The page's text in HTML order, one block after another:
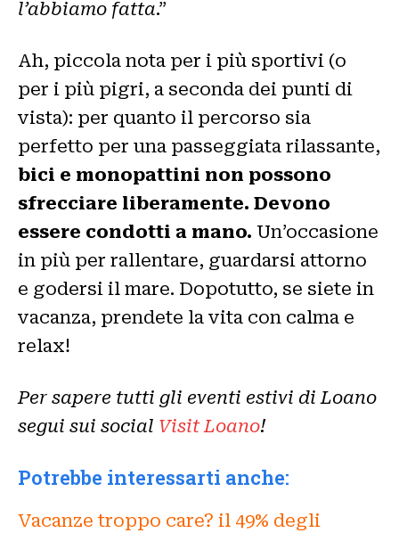
l’abbiamo fatta.”
Ah, piccola nota per i più sportivi (o
per i più pigri, a seconda dei punti di
vista): per quanto il percorso sia
perfetto per una passeggiata rilassante,
bici e monopattini non possono
sfrecciare liberamente. Devono
essere condotti a mano. Un’occasione
in più per rallentare, guardarsi attorno
e godersi il mare. Dopotutto, se siete in
vacanza, prendete la vita con calma e
relax!
Per sapere tutti gli eventi estivi di Loano
segui sui social Visit Loano!
Potrebbe interessarti anche:
Vacanze troppo care? il 49% degli